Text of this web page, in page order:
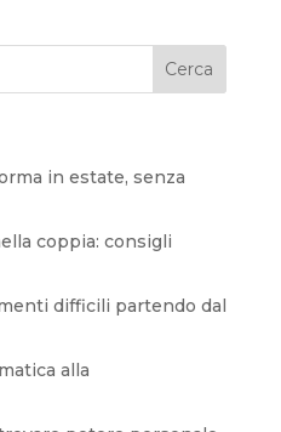
in estate, senza
coppia: consigli
difficili partendo dal
alla